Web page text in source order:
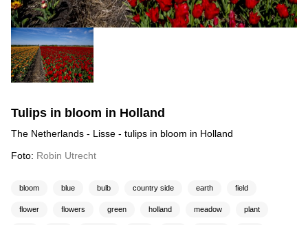
Tulips in bloom in Holland
The Netherlands - Lisse - tulips in bloom in Holland
Foto: Robin Utrecht
bloom blue bulb country side earth field
flower flowers green holland meadow plant